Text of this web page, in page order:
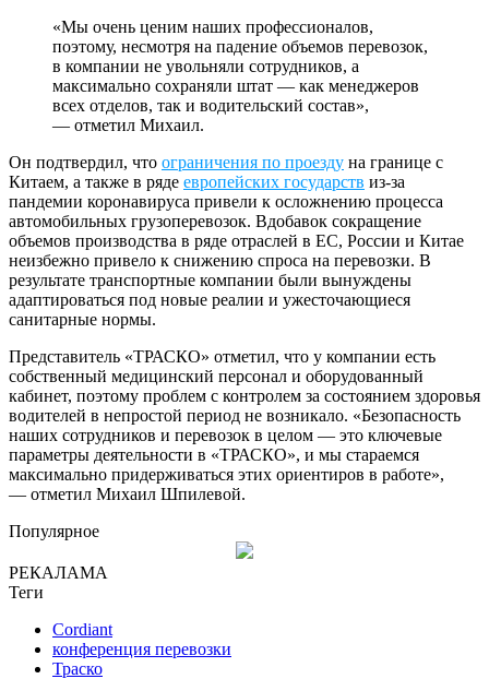
«Мы очень ценим наших профессионалов,
поэтому, несмотря на падение объемов перевозок,
в компании не увольняли сотрудников, а
максимально сохраняли штат — как менеджеров
всех отделов, так и водительский состав»,
— отметил Михаил.
Он подтвердил, что ограничения по проезду на границе с
Китаем, а также в ряде европейских государств из-за
пандемии коронавируса привели к осложнению процесса
автомобильных грузоперевозок. Вдобавок сокращение
объемов производства в ряде отраслей в ЕС, России и Китае
неизбежно привело к снижению спроса на перевозки. В
результате транспортные компании были вынуждены
адаптироваться под новые реалии и ужесточающиеся
санитарные нормы.
Представитель «ТРАСКО» отметил, что у компании есть
собственный медицинский персонал и оборудованный
кабинет, поэтому проблем с контролем за состоянием здоровья
водителей в непростой период не возникало. «Безопасность
наших сотрудников и перевозок в целом — это ключевые
параметры деятельности в «ТРАСКО», и мы стараемся
максимально придерживаться этих ориентиров в работе»,
— отметил Михаил Шпилевой.
Популярное
РЕКАЛАМА
Теги
Cordiant
конференция перевозки
Траско